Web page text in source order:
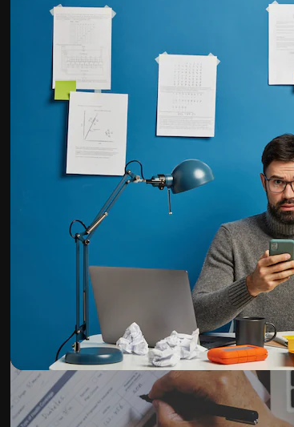
Pohybová grafika
3D modely
Kreativní platforma pro tvorbu vaší nejlepší
práce. Více než 1 milion předplatitelů napříč
kreativci, podniky, agenturami a studii.
Čeština
Copyright © 2010-2026 Freepik Company S.L.U.